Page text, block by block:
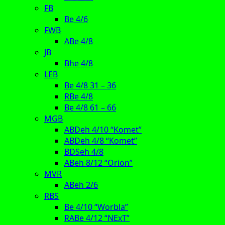
FB
Be 4/6
FWB
ABe 4/8
JB
Bhe 4/8
LEB
Be 4/8 31 – 36
RBe 4/8
Be 4/8 61 – 66
MGB
ABDeh 4/10 “Komet”
ABDeh 4/8 “Komet”
BDSeh 4/8
ABeh 8/12 “Orion”
MVR
ABeh 2/6
RBS
Be 4/10 “Worbla”
RABe 4/12 “NExT”